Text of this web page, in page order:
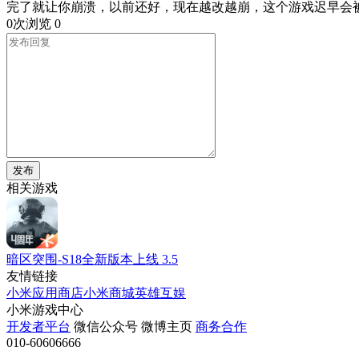
完了就让你崩溃，以前还好，现在越改越崩，这个游戏迟早会
0次浏览 0
发布
相关游戏
暗区突围-S18全新版本上线 3.5
友情链接
小米应用商店小米商城英雄互娱
小米游戏中心
开发者平台 微信公众号 微博主页 商务合作
010-60606666